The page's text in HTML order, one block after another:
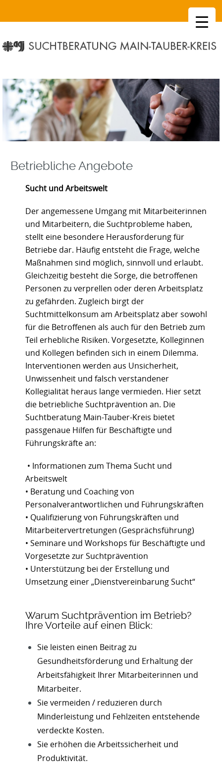
TO
CONTENT
Betriebliche Angebote
Sucht und Arbeitswelt
Der angemessene Umgang mit Mitarbeiterinnen
und Mitarbeitern, die Suchtprobleme haben,
stellt eine besondere Herausforderung für
Betriebe dar. Häufig entsteht die Frage, welche
Maßnahmen sind möglich, sinnvoll und erlaubt.
Gleichzeitig besteht die Sorge, die betroffenen
Personen zu verprellen oder deren Arbeitsplatz
zu gefährden. Zugleich birgt der
Suchtmittelkonsum am Arbeitsplatz aber sowohl
für die Betroffenen als auch für den Betrieb zum
Teil erhebliche Risiken. Vorgesetzte, Kolleginnen
und Kollegen befinden sich in einem Dilemma.
Interventionen werden aus Unsicherheit,
Unwissenheit und falsch verstandener
Kollegialität heraus lange vermieden. Hier setzt
die betriebliche Suchtprävention an. Die
Suchtberatung Main-Tauber-Kreis bietet
passgenaue Hilfen für Beschäftigte und
Führungskräfte an:
• Informationen zum Thema Sucht und
Arbeitswelt
• Beratung und Coaching von
Personalverantwortlichen und Führungskräften
• Qualifizierung von Führungskräften und
Mitarbeitervertretungen (Gesprächsführung)
• Seminare und Workshops für Beschäftigte und
Vorgesetzte zur Suchtprävention
• Unterstützung bei der Erstellung und
Umsetzung einer „Dienstvereinbarung Sucht“
Warum Suchtprävention im Betrieb?
Ihre Vorteile auf einen Blick:
Sie leisten einen Beitrag zu
Gesundheitsförderung und Erhaltung der
Arbeitsfähigkeit Ihrer Mitarbeiterinnen und
Mitarbeiter.
Sie vermeiden / reduzieren durch
Minderleistung und Fehlzeiten entstehende
verdeckte Kosten.
Sie erhöhen die Arbeitssicherheit und
Produktivität.